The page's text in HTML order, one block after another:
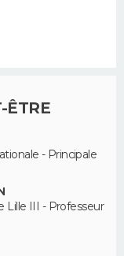
ÊTRE
- Principale
Lille III - Professeur